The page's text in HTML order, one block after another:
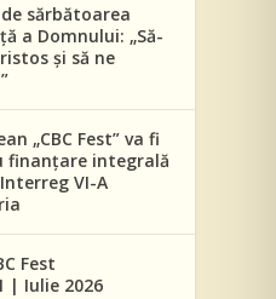
sărbătoarea
a Domnului: „Să-
și să ne
„CBC Fest” va fi
finanțare integrală
VI-A
Fest
| Iulie 2026